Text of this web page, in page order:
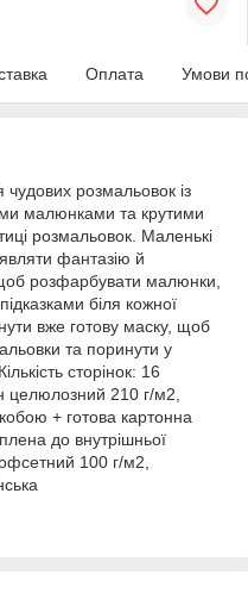
Оплата Умови
розмальовок із
малюнками та крутими
розмальовок. Маленькі
фантазію й
розфарбувати малюнки,
біля кожної
вже готову маску, щоб
та поринути у
сторінок: 16
целюлозний 210 г/м2,
+ готова картонна
до внутрішньої
100 г/м2,